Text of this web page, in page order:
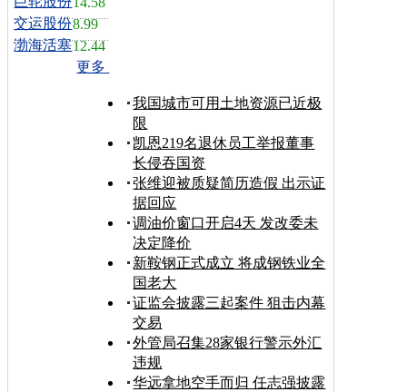
交运股份8.99
渤海活塞12.44
更多
我国城市可用土地资源已近极
限
凯恩219名退休员工举报董事
长侵吞国资
张维迎被质疑简历造假 出示证
据回应
调油价窗口开启4天 发改委未
决定降价
新鞍钢正式成立 将成钢铁业全
国老大
证监会披露三起案件 狙击内幕
交易
外管局召集28家银行警示外汇
违规
华远拿地空手而归 任志强披露